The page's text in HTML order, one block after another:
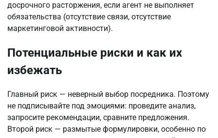
досрочного расторжения, если агент не выполняет
обязательства (отсутствие связи, отсутствие
маркетинговой активности).
Потенциальные риски и как их
избежать
Главный риск — неверный выбор посредника. Поэтому
не подписывайте под эмоциями: проведите анализ,
запросите рекомендации, сравните предложения.
Второй риск — размытые формулировки, особенно по